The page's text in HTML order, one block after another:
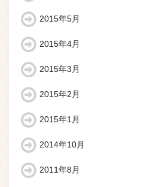
2015年5月
2015年4月
2015年3月
2015年2月
2015年1月
2014年10月
2011年8月